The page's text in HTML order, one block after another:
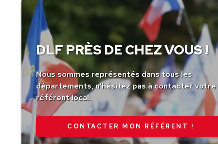
DLF PRÈS DE CHEZ VOUS !
Nous sommes représentés dans tous les
départements, n’hésitez pas à contacter votre
référent local.
CONTACTER MON RÉFÉRENT !